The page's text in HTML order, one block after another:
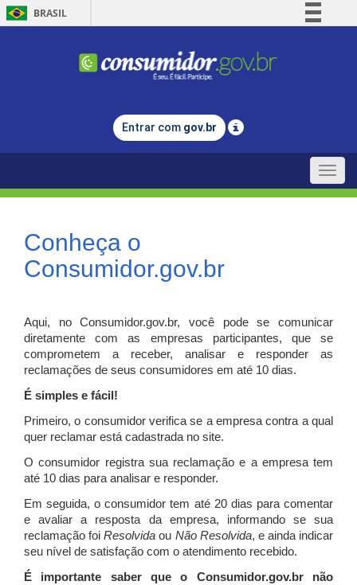
BRASIL
Comunica BR
Legislação
Entrar com gov.br
Toggle
Conheça o
Consumidor.gov.br
Aqui, no Consumidor.gov.br, você pode se comunicar
diretamente com as empresas participantes, que se
comprometem a receber, analisar e responder as
reclamações de seus consumidores em até 10 dias.
É simples e fácil!
Primeiro, o consumidor verifica se a empresa contra a qual
quer reclamar está cadastrada no site.
O consumidor registra sua reclamação e a empresa tem
até 10 dias para analisar e responder.
Em seguida, o consumidor tem até 20 dias para comentar
e avaliar a resposta da empresa, informando se sua
reclamação foiResolvida ou Não Resolvida, e ainda indicar
seu nível de satisfação com o atendimento recebido.
É importante saber que o Consumidor.gov.br não